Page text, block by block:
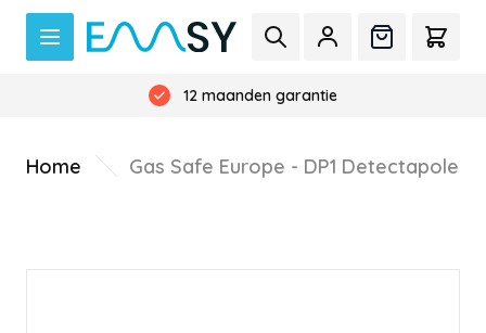
Ga naar de inhoud
Zoek
OfferteCart
12 maanden garantie
Geen verzendkosten boven de €300,-
Home Gas Safe Europe - DP1 Detectapole